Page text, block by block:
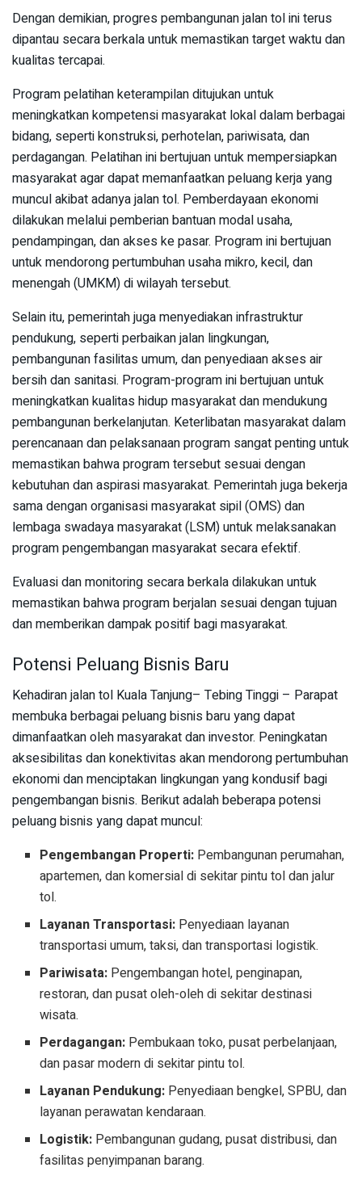
Dengan demikian, progres pembangunan jalan tol ini terus
dipantau secara berkala untuk memastikan target waktu dan
kualitas tercapai.
Program pelatihan keterampilan ditujukan untuk
meningkatkan kompetensi masyarakat lokal dalam berbagai
bidang, seperti konstruksi, perhotelan, pariwisata, dan
perdagangan. Pelatihan ini bertujuan untuk mempersiapkan
masyarakat agar dapat memanfaatkan peluang kerja yang
muncul akibat adanya jalan tol. Pemberdayaan ekonomi
dilakukan melalui pemberian bantuan modal usaha,
pendampingan, dan akses ke pasar. Program ini bertujuan
untuk mendorong pertumbuhan usaha mikro, kecil, dan
menengah (UMKM) di wilayah tersebut.
Selain itu, pemerintah juga menyediakan infrastruktur
pendukung, seperti perbaikan jalan lingkungan,
pembangunan fasilitas umum, dan penyediaan akses air
bersih dan sanitasi. Program-program ini bertujuan untuk
meningkatkan kualitas hidup masyarakat dan mendukung
pembangunan berkelanjutan. Keterlibatan masyarakat dalam
perencanaan dan pelaksanaan program sangat penting untuk
memastikan bahwa program tersebut sesuai dengan
kebutuhan dan aspirasi masyarakat. Pemerintah juga bekerja
sama dengan organisasi masyarakat sipil (OMS) dan
lembaga swadaya masyarakat (LSM) untuk melaksanakan
program pengembangan masyarakat secara efektif.
Evaluasi dan monitoring secara berkala dilakukan untuk
memastikan bahwa program berjalan sesuai dengan tujuan
dan memberikan dampak positif bagi masyarakat.
Potensi Peluang Bisnis Baru
Kehadiran jalan tol Kuala Tanjung– Tebing Tinggi – Parapat
membuka berbagai peluang bisnis baru yang dapat
dimanfaatkan oleh masyarakat dan investor. Peningkatan
aksesibilitas dan konektivitas akan mendorong pertumbuhan
ekonomi dan menciptakan lingkungan yang kondusif bagi
pengembangan bisnis. Berikut adalah beberapa potensi
peluang bisnis yang dapat muncul:
Pengembangan Properti: Pembangunan perumahan,
apartemen, dan komersial di sekitar pintu tol dan jalur
tol.
Layanan Transportasi: Penyediaan layanan
transportasi umum, taksi, dan transportasi logistik.
Pariwisata: Pengembangan hotel, penginapan,
restoran, dan pusat oleh-oleh di sekitar destinasi
wisata.
Perdagangan: Pembukaan toko, pusat perbelanjaan,
dan pasar modern di sekitar pintu tol.
Layanan Pendukung: Penyediaan bengkel, SPBU, dan
layanan perawatan kendaraan.
Logistik: Pembangunan gudang, pusat distribusi, dan
fasilitas penyimpanan barang.